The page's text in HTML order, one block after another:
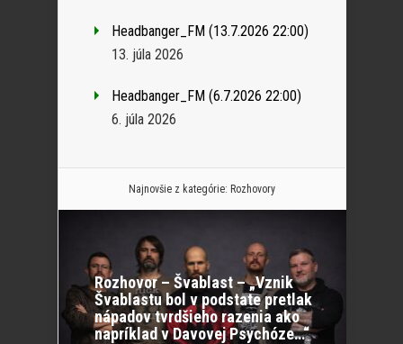
Headbanger_FM (13.7.2026 22:00)
13. júla 2026
Headbanger_FM (6.7.2026 22:00)
6. júla 2026
Najnovšie z kategórie: Rozhovory
Rozhovor – Švablast – „Vznik
Švablastu bol v podstate pretlak
nápadov tvrdšieho razenia ako
napríklad v Davovej Psychóze…“